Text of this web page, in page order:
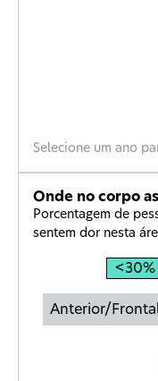
Selecione um ano
Onde no corpo
Porcentagem de
sentem dor nesta
<30%
Anterior/